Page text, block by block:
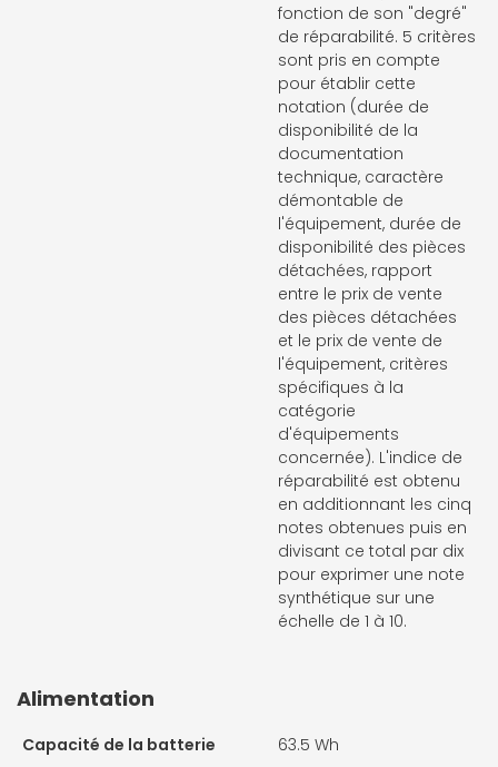
fonction de son "degré"
de réparabilité. 5 critères
sont pris en compte
pour établir cette
notation (durée de
disponibilité de la
documentation
technique, caractère
démontable de
l'équipement, durée de
disponibilité des pièces
détachées, rapport
entre le prix de vente
des pièces détachées
et le prix de vente de
l'équipement, critères
spécifiques à la
catégorie
d'équipements
concernée). L'indice de
réparabilité est obtenu
en additionnant les cinq
notes obtenues puis en
divisant ce total par dix
pour exprimer une note
synthétique sur une
échelle de 1 à 10.
Alimentation
Capacité de la batterie
63.5 Wh